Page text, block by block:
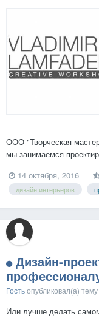
ООО "Творческая
мы занимаемся
эргономическим
грамотные,
14 октября, 2016
дизайн интерьеров
Дизайн-
Гостьопубликовал(а) тему
Или лучше делать